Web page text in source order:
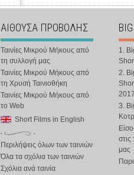
ΑΙΘΟΥΣΑ ΠΡΟΒΟΛΗΣ
Ταινίες Μικρού Μήκους από
τη συλλογή μας
Ταινίες Μικρού Μήκους από
τη Χρυσή Ταινιοθήκη
Ταινίες Μικρού Μήκους από
το Web
Short Films in English
Περιλήψεις όλων των ταινιών
Όλα τα σχόλια των ταινιών
Σχόλια ανά ταινία
1.
2.
3.
στις
μας